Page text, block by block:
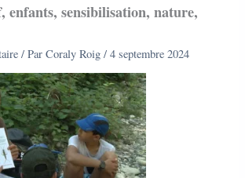
enfants, sensibilisation, nature,
/ ParCoraly Roig/4 septembre 2024